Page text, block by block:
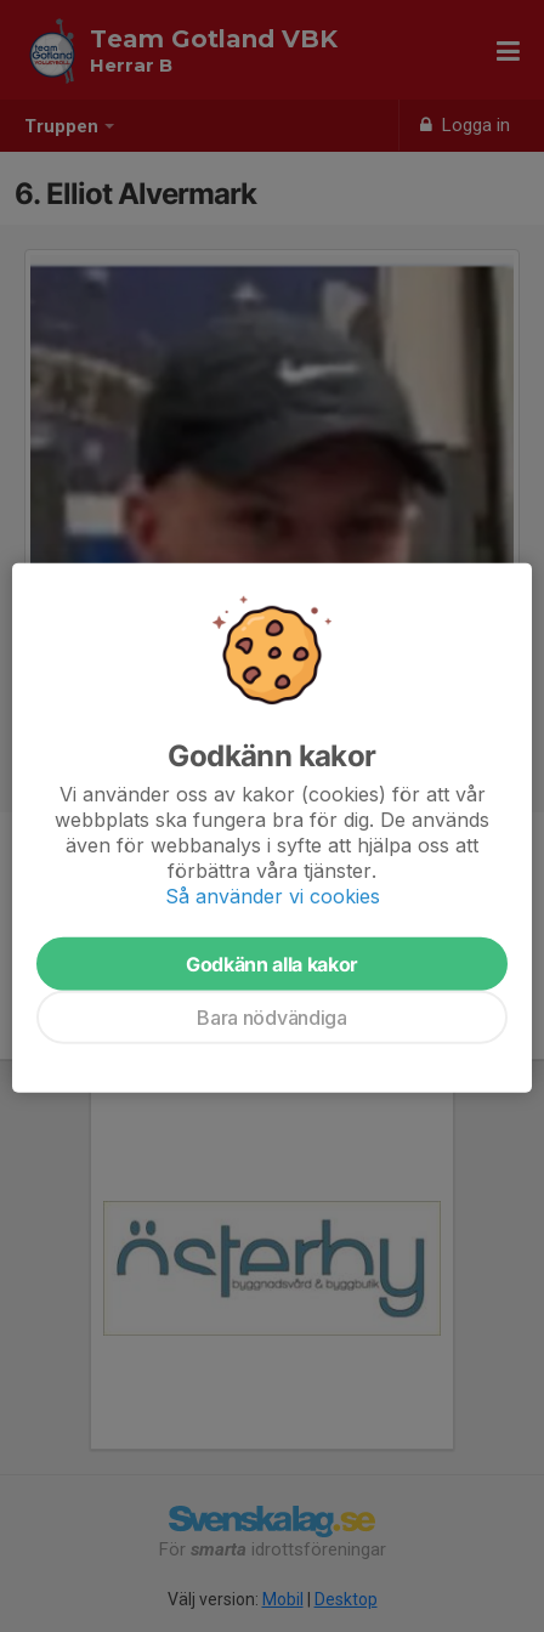
Truppen Logga in
Team Gotland VBK
Herrar B
6. Elliot Alvermark
Vänsterspiker
19 år
För smarta idrottsföreningar
Välj version: Mobil Desktop
Godkänn kakor
Vi använder oss av kakor (cookies) för att vår
webbplats ska fungera bra för dig. De används
även för webbanalys i syfte att hjälpa oss att
förbättra våra tjänster.
Så använder vi cookies
Godkänn alla kakor
Bara nödvändiga